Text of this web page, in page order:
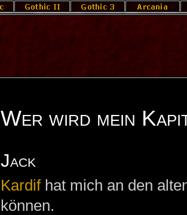
Wer wird mein
Jack
Kardifhat mich an den
können.